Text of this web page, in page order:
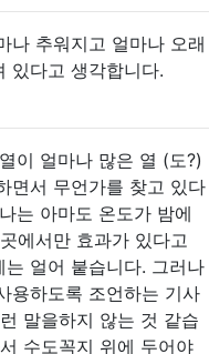
나 추워지고 얼마나 오래
있다고 생각합니다.
이 얼마나 많은 열 (도?)
면서 무언가를 찾고 있다
는 아마도 온도가 밤에
에서만 효과가 있다고
는 얼어 붙습니다. 그러나
용하도록 조언하는 기사
말을하지 않는 것 같습
수도꼭지 위에 두어야